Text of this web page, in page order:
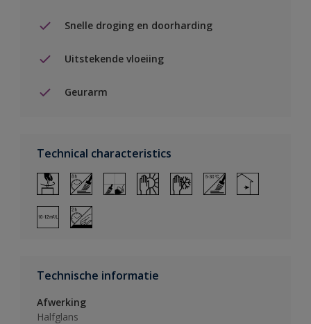
Snelle droging en doorharding
Uitstekende vloeiing
Geurarm
Technical characteristics
Technische informatie
Afwerking
Halfglans